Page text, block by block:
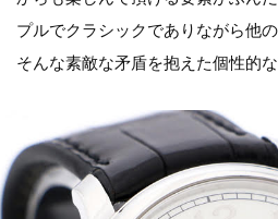
プルでクラシックでありながら他の
そんな素敵な矛盾を抱えた個性的な